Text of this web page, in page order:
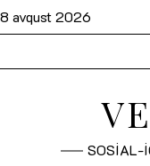
8 avqust 2026
SOSİAL-